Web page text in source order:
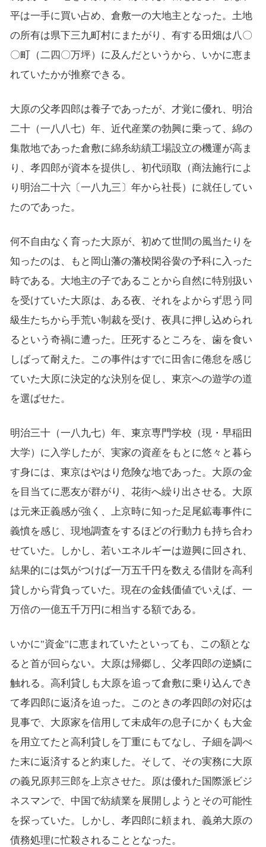
平は一手に買い占め、倉敷一の大地主となった。土地
の所有は県下三九町村にまたがり、有する田畑は八〇
〇町（二四〇万坪）に及んだというから、いかに恵ま
れていたかが推察できる。
大原の父孝四郎は養子であったが、才覚に優れ、明治
二十（一八八七）年、近代産業の勃興に乗って、綿の
集散地であった倉敷に綿糸紡績工場設立の機運が高ま
り、孝四郎が資本を提供し、初代頭取（商法施行によ
り明治二十六〔一八九三〕年から社長）に就任してい
たのであった。
何不自由なく育った大原が、初めて世間の風当たりを
知ったのは、もと岡山藩の藩校閑谷黌の予科に入った
時である。大地主の子であることから自然に特別扱い
を受けていた大原は、ある夜、それをよからず思う同
級生たちから手荒い制裁を受け、夜具に押し込められ
るという奇禍に遭った。圧死するところを、歯を食い
しばって耐えた。この事件はすでに田舎に倦怠を感じ
ていた大原に決定的な決別を促し、東京への遊学の道
を選ばせた。
明治三十（一八九七）年、東京専門学校（現・早稲田
大学）に入学したが、実家の資産をもとに悠々と暮ら
す身には、東京はやはり危険な地であった。大原の金
を目当てに悪友が群がり、花街へ繰り出させる。大原
は元来正義感が強く、上京時に知った足尾鉱毒事件に
義憤を感じ、現地調査をするほどの行動力も持ち合わ
せていた。しかし、若いエネルギーは遊興に回され、
結果的には気がつけば一万五千円を数える借財を高利
貸しから背負っていた。現在の金銭価値でいえば、一
万倍の一億五千万円に相当する額である。
いかに"資金"に恵まれていたといっても、この額とな
ると首が回らない。大原は帰郷し、父孝四郎の逆鱗に
触れる。高利貸しも大原を追って倉敷に乗り込んでき
て孝四郎に返済を迫った。このときの孝四郎の対応は
見事で、大原家を信用して未成年の息子にかくも大金
を用立てたと高利貸しを丁重にもてなし、子細を調べ
た末に返済すると約束した。そして、その実務に大原
の義兄原邦三郎を上京させた。原は優れた国際派ビジ
ネスマンで、中国で紡績業を展開しようとその可能性
を探っていた。しかし、孝四郎に頼まれ、義弟大原の
債務処理に忙殺されることとなった。